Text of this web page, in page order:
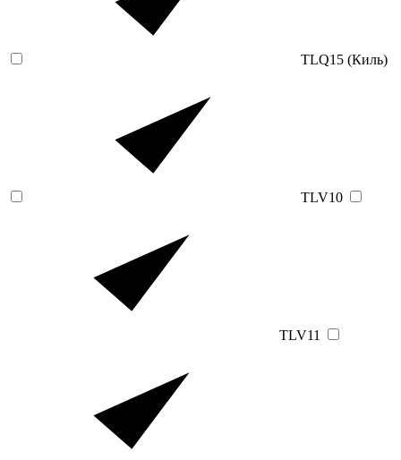
TLQ15 (Киль)
TLV10
TLV11